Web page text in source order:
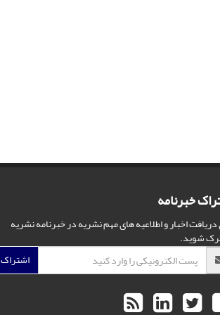
خبرنامه
دریافت اخبار و اطلاعیه های مهم نشریه در خبرنامه نشریه
شوید.
اشتراک